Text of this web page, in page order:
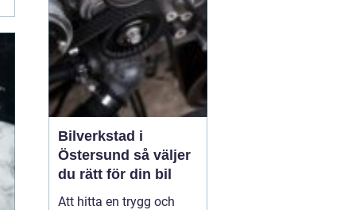
Många som02 juli 2026
Bilverkstad i
Östersund så väljer
du rätt för din bil
Att hitta en trygg och